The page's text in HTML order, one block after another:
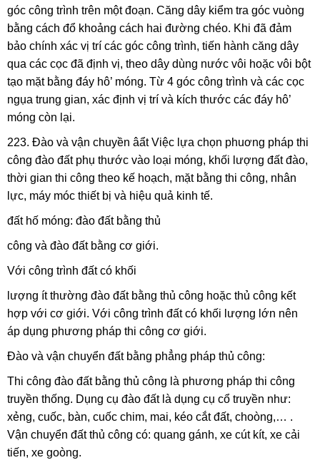
góc công trình trên một đoạn. Căng dây kiểm tra góc vuòng
bằng cách đổ khoảng cách hai đường chéo. Khi đã đảm
bảo chính xác vị trí các góc công trình, tiến hành căng dây
qua các cọc đã định vị, theo dây dùng nước vôi hoặc vôi bột
tạo mặt bằng đáy hô’ móng. Từ 4 góc công trình và các cọc
ngụa trung gian, xác định vị trí và kích thước các đáy hô’
móng còn lại.
223. Đào và vận chuyền âẩt Việc lựa chọn phuơng pháp thi
công đào đất phụ thước vào loại móng, khối lượng đất đào,
thời gian thi công theo kế hoạch, mặt bằng thi công, nhân
lực, máy móc thiết bị và hiệu quả kinh tế.
đất hố móng: đào đất bằng thủ
công và đào đất bằng cơ giới.
Với công trình đất có khối
lượng ít thường đào đất bằng thủ công hoặc thủ công kết
hợp với cơ giới. Với công trình đất có khối lượng lớn nên
áp dụng phương pháp thi công cơ giới.
Đào và vận chuyển đất bằng phẳng pháp thủ công:
Thi công đào đất bằng thủ công là phương pháp thi công
truyền thống. Dụng cụ đào đất là dụng cụ cổ truyền như:
xẻng, cuốc, bàn, cuốc chim, mai, kéo cắt đất, choòng,… .
Vận chuyển đất thủ công có: quang gánh, xe cút kít, xe cải
tiến, xe goòng.